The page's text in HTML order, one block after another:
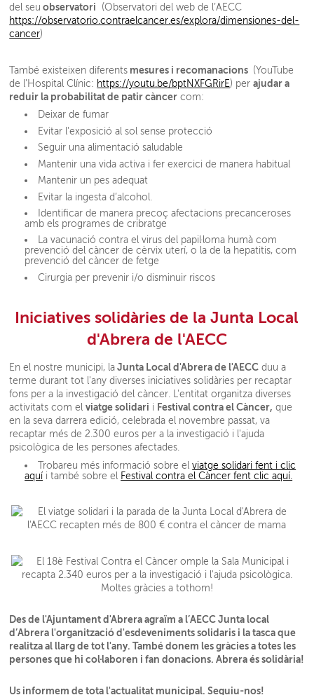
del seu observatori (Observatori del web de l’AECC
https://observatorio.contraelcancer.es/explora/dimensiones-del-
cancer)
També existeixen diferents mesures i recomanacions (YouTube
de l’Hospital Clínic: https://youtu.be/bptNXFGRirE) perajudar a
reduir la probabilitat de patir càncer com:
Deixar de fumar
Evitar l'exposició al sol sense protecció
Seguir una alimentació saludable
Mantenir una vida activa i fer exercici de manera habitual
Mantenir un pes adequat
Evitar la ingesta d’alcohol.
Identificar de manera precoç afectacions precanceroses
amb els programes de cribratge
La vacunació contra el virus del papil·loma humà com
prevenció del càncer de cèrvix uterí, o la de la hepatitis, com
prevenció del càncer de fetge
Cirurgia per prevenir i/o disminuir riscos
Iniciatives solidàries de la Junta Local
d'Abrera de l'AECC
En el nostre municipi, la Junta Local d'Abrera de l'AECC duu a
terme durant tot l'any diverses iniciatives solidàries per recaptar
fons per a la investigació del càncer. L'entitat organitza diverses
activitats com elviatge solidari i Festival contra el Càncer, que
en la seva darrera edició, celebrada el novembre passat, va
recaptar més de 2.300 euros per a la investigació i l'ajuda
psicològica de les persones afectades.
Trobareu més informació sobre elviatge solidari fent i clic
aquí i també sobre el Festival contra el Càncer fent clic aquí.
Des de l'Ajuntament d'Abrera agraïm a l’AECC Junta local
d’Abrera l'organització d'esdeveniments solidaris i la tasca que
realitza al llarg de tot l'any. També donem les gràcies a totes les
persones que hi col·laboren i fan donacions. Abrera és solidària!
Us informem de tota l'actualitat municipal. Seguiu-nos!